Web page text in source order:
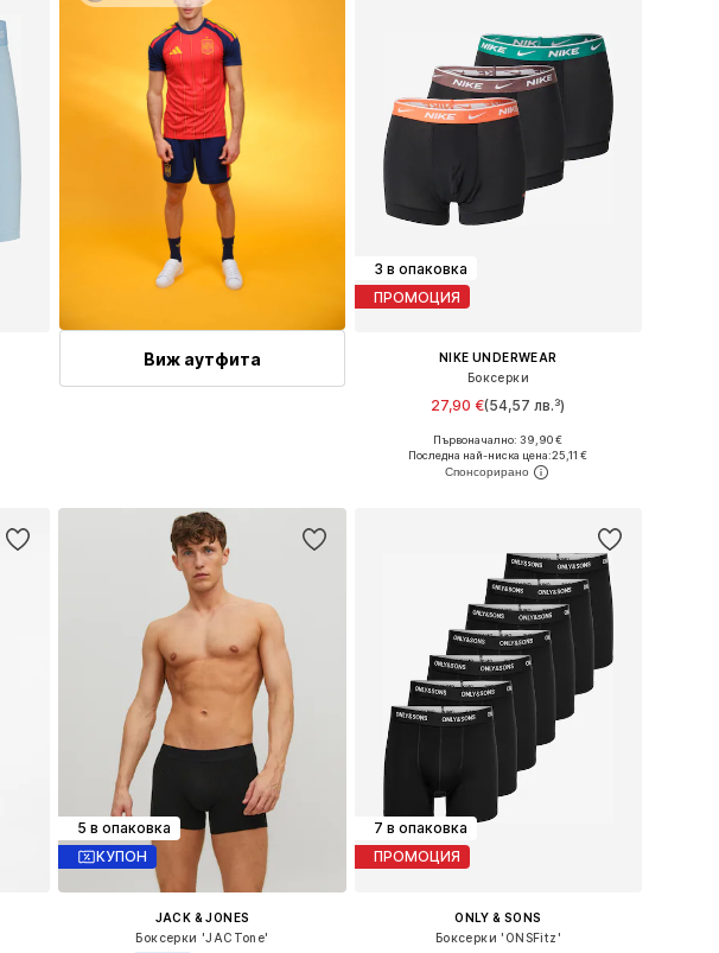
Виж аутфита
3 в опаковка
ПРОМОЦИЯ
NIKE UNDERWEAR
Боксерки
27,90 €(54,57 лв.³)
Налични размери: S, M, L, XL
Добави в кошницата
Първоначално: 39,90 €
Последна най-ниска цена:25,11 €
5 в опаковка
КУПОН
JACK & JONES
Боксерки 'JACTone'
7 в опаковка
ПРОМОЦИЯ
ONLY & SONS
Боксерки 'ONSFitz'